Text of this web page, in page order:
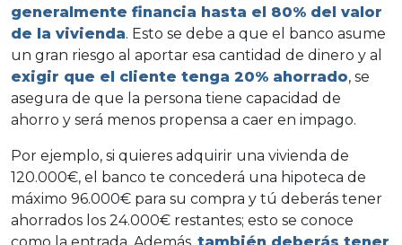
generalmente financia hasta el 80% del valor
de la vivienda. Esto se debe a que el banco asume
un gran riesgo al aportar esa cantidad de dinero y al
exigir que el cliente tenga 20% ahorrado, se
asegura de que la persona tiene capacidad de
ahorro y será menos propensa a caer en impago.
Por ejemplo, si quieres adquirir una vivienda de
120.000€, el banco te concederá una hipoteca de
máximo 96.000€ para su compra y tú deberás tener
ahorrados los 24.000€ restantes; esto se conoce